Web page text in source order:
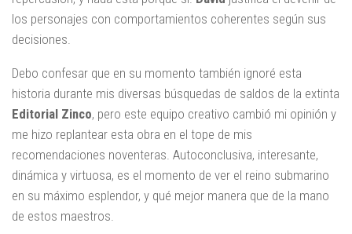
los personajes con comportamientos coherentes según sus
decisiones.
Debo confesar que en su momento también ignoré esta
historia durante mis diversas búsquedas de saldos de la extinta
Editorial Zinco, pero este equipo creativo cambió mi opinión y
me hizo replantear esta obra en el tope de mis
recomendaciones noventeras. Autoconclusiva, interesante,
dinámica y virtuosa, es el momento de ver el reino submarino
en su máximo esplendor, y qué mejor manera que de la mano
de estos maestros.